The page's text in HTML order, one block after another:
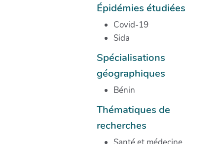
Épidémies étudiées
Covid-19
Sida
Spécialisations
géographiques
Bénin
Thématiques de
recherches